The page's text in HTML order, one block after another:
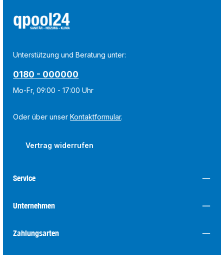
Unterstützung und Beratung unter:
0180 - 000000
Mo-Fr, 09:00 - 17:00 Uhr
Oder über unserKontaktformular.
Vertrag widerrufen
Service
Unternehmen
Zahlungsarten